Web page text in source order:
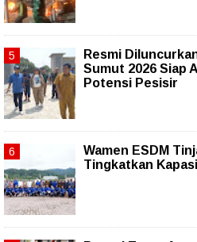
Resmi
Sumut 2026 Siap
Potensi Pesisir
Wamen ESDM
Tingkatkan